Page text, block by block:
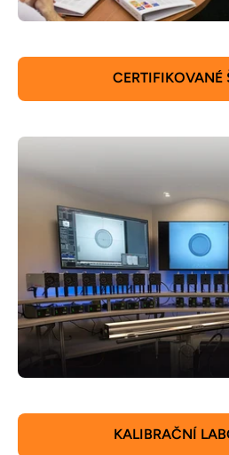
CERTIFIKOVANÉ
KALIBRAČNÍ